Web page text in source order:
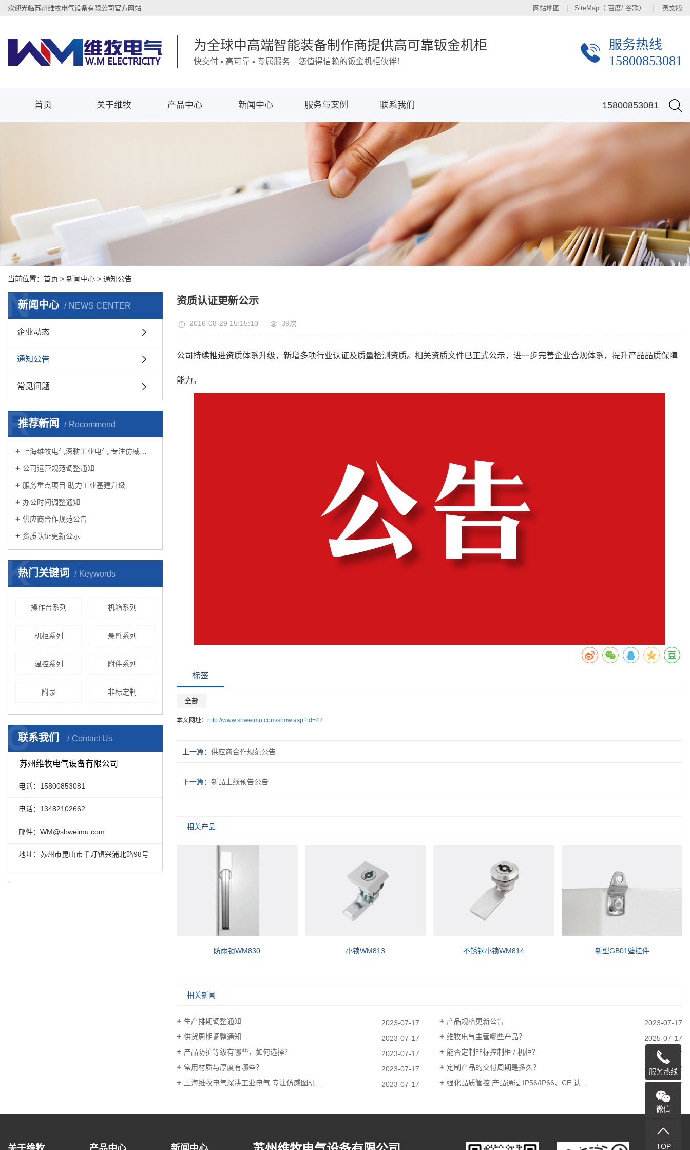
欢迎光临苏州维牧电气设备有限公司官方网站 网站地图 | SiteMap（ 百度/ 谷歌） | 英文版
为全球中高端智能装备制作商提供高可靠钣金机柜
快交付 ▪ 高可靠 ▪ 专属服务—您值得信赖的钣金机柜伙伴！
服务热线
15800853081
首页 关于维牧 产品中心 新闻中心 服务与案例 联系我们 15800853081
当前位置： 首页 > 新闻中心 > 通知公告
新闻中心 NEWS CENTER
N
企业动态
通知公告
常见问题
推荐新闻 Recommend
R
上海维牧电气深耕工业电气 专注仿威…
公司运营规范调整通知
服务重点项目 助力工业基建升级
办公时间调整通知
供应商合作规范公告
资质认证更新公示
热门关键词 Keywords
K
操作台系列 机箱系列
机柜系列 悬臂系列
温控系列 附件系列
附录 非标定制
联系我们 Contact Us
C
苏州维牧电气设备有限公司
电话：15800853081
电话：13482102662
邮件：WM@shweimu.com
地址：苏州市昆山市千灯镇兴浦北路98号
资质认证更新公示
2016-08-29 15:15:10 39次
公司持续推进资质体系升级，新增多项行业认证及质量检测资质。相关资质文件已正式公示，进一步完善企业合规体系，提升产品品质保障
能力。
标签
全部
本文网址： http://www.shweimu.com/show.asp?id=42
上一篇： 供应商合作规范公告
下一篇： 新品上线预告公告
相关产品
防雨锁WM830 小锁WM813 不锈钢小锁WM814 新型GB01壁挂件
相关新闻
生产排期调整通知 2023-07-17 产品规格更新公告
2023-07-17
供货周期调整通知
2023-07-17 维牧电气主营哪些产品？
2025-07-17
产品防护等级有哪些，如何选择？
2023-07-17 能否定制非标控制柜 / 机柜？
2023-07-17
常用材质与厚度有哪些？
2023-07-17 定制产品的交付周期是多久？
2023-07-17
上海维牧电气深耕工业电气 专注仿威图机…
2023-07-17 强化品质管控 产品通过 IP56/IP66、CE 认… 2023-07-17
服务热线
微信
TOP